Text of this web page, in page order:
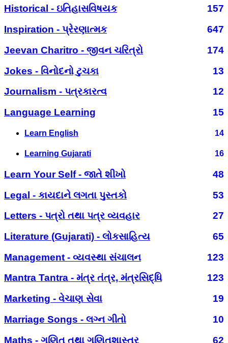
Historical - ઇતિહાસવિષયક
157
Inspiration - પ્રેરણાત્મક
647
Jeevan Charitro - જીવન ચરિત્રો
174
Jokes - વિનોદનો ટુચકા
13
Journalism - પત્રકારત્વ
12
Language Learning
15
Learn English 14
Learning Gujarati 16
Learn Your Self - જાતે શીખો
48
Legal - કાયદાને લગતા પુસ્તકો
53
Letters - પત્રો તથા પત્ર વ્યવહાર
27
Literature (Gujarati) - લોકસાહિત્ય
65
Management - વ્યવસ્થા સંચાલન
123
Mantra Tantra - મંત્ર તંત્ર, મંત્રસિદ્ધિ
123
Marketing - વેચાણ સેવા
19
Marriage Songs - લગ્ન ગીતો
10
Maths - ગણિત તથા ગણિતશાસ્ત્ર
62